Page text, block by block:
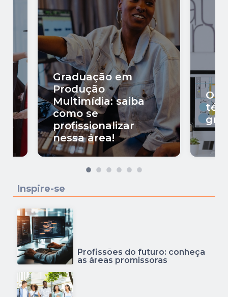
Graduação em
Produção
Multimídia: saiba
como se
profissionalizar
nessa área!
O
Inspire-se
Profissões do futuro: conheça
as áreas promissoras